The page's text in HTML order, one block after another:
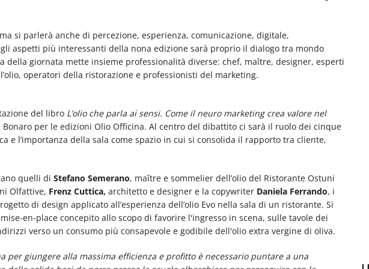
si parlerà anche di percezione, esperienza, comunicazione, digitale,
aspetti più interessanti della nona edizione sarà proprio il dialogo tra mondo
della giornata mette insieme professionalità diverse: chef, maître, designer, esperti
operatori della ristorazione e professionisti del marketing.
del libro L’olio che parla ai sensi. Come il neuro marketing crea valore nel
Bonaro per le edizioni Olio Officina. Al centro del dibattito ci sarà il ruolo dei cinque
e l’importanza della sala come spazio in cui si consolida il rapporto tra cliente,
quelli di Stefano Semerano, maître e sommelier dell’olio del Ristorante Ostuni
Olfattive, Frenz Cuttica, architetto e designer e la copywriter Daniela Ferrando, i
di design applicato all’esperienza dell’olio Evo nella sala di un ristorante. Si
en-place concepito allo scopo di favorire l'ingresso in scena, sulle tavole dei
verso un consumo più consapevole e godibile dell'olio extra vergine di oliva.
per giungere alla massima efficienza e profitto è necessario puntare a una